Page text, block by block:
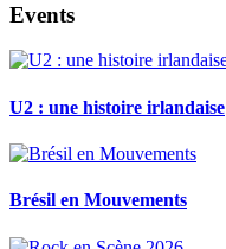
Events
U2 : une histoire irlandaise
Brésil en Mouvements